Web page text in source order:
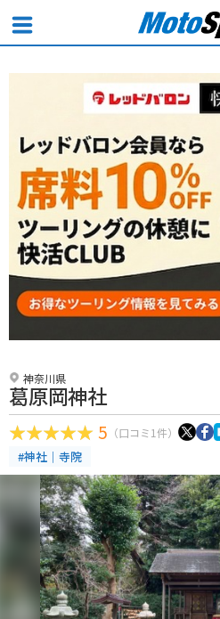
神奈川県
葛原岡神社
5 （口コミ1件）
#神社｜寺院